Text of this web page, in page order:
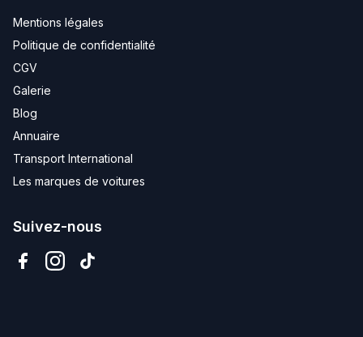
Mentions légales
Politique de confidentialité
CGV
Galerie
Blog
Annuaire
Transport International
Les marques de voitures
Suivez-nous